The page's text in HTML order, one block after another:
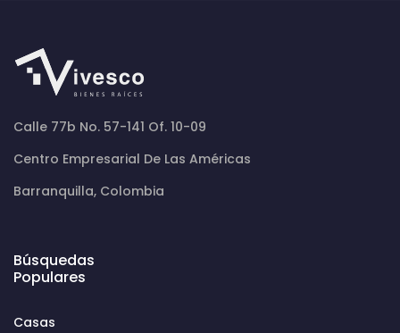
Calle 77b No. 57-141 Of. 10-09
Centro Empresarial De Las Américas
Barranquilla, Colombia
Búsquedas
Populares
Casas